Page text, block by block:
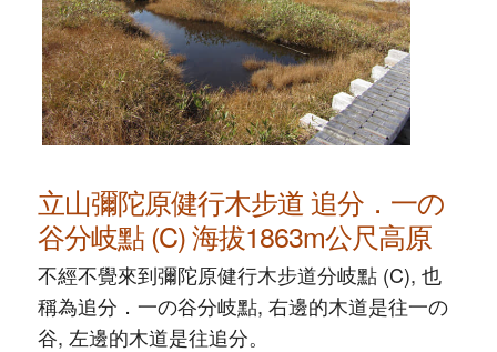
立山彌陀原健行木步道 追分．一の
谷分岐點 (C) 海拔1863m公尺高原
不經不覺來到彌陀原健行木步道分岐點 (C), 也
稱為追分．一の谷分岐點, 右邊的木道是往一の
谷, 左邊的木道是往追分。